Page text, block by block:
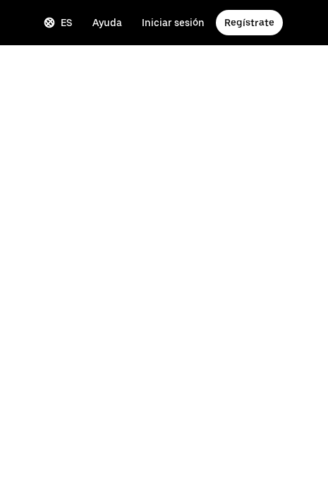
ES Ayuda Iniciar sesión Regístrate